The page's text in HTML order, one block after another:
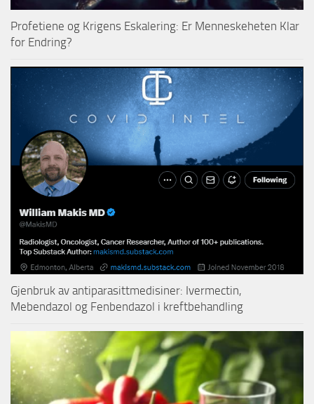
Profetiene og Krigens Eskalering: Er Menneskeheten Klar
for Endring?
Gjenbruk av antiparasittmedisiner: Ivermectin,
Mebendazol og Fenbendazol i kreftbehandling